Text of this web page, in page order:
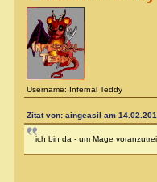
Username: Infernal Teddy
Zitat von: aingeasil am
ich bin da - um Mage